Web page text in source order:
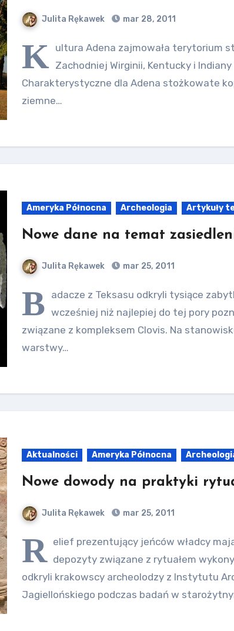
Julita Rękawek mar 28, 2011
K ultura Adena zajmowała terytorium
Zachodniej Wirginii, Kentucky i
Charakterystyczne dla Adena stożkowate
ziemne…
Ameryka Północna Archeologia Artykuły
Nowe dane na temat
Julita Rękawek mar 25, 2011
B adacze z Teksasu odkryli tysiące
wcześniej niż najlepiej do tej pory
związane z kompleksem Clovis. Na
warstwy…
Aktualności Ameryka Północna
Nowe dowody na praktyki
Julita Rękawek mar 25, 2011
R elief prezentujący jeńców władcy
depozyty związane z rytuałem
odkryli krakowscy archeolodzy z Instytutu
Jagiellońskiego podczas badań w